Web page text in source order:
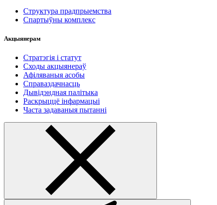
Структура прадпрыемства
Спартыўны комплекс
Акцыянерам
Стратэгія і статут
Сходы акцыянераў
Афіляваныя асобы
Справаздачнасць
Дывідэндная палітыка
Раскрыццё інфармацыі
Часта задаваныя пытанні